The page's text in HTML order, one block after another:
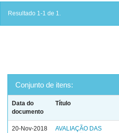
Resultado 1-1 de 1.
Conjunto de itens:
Data do
documento
Título
20-Nov-2018
AVALIAÇÃO DAS